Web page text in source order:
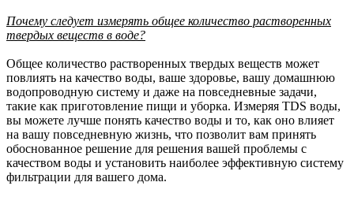
Почему следует измерять общее количество растворенных
твердых веществ в воде?
Общее количество растворенных твердых веществ может
повлиять на качество воды, ваше здоровье, вашу домашнюю
водопроводную систему и даже на повседневные задачи,
такие как приготовление пищи и уборка. Измеряя TDS воды,
вы можете лучше понять качество воды и то, как оно влияет
на вашу повседневную жизнь, что позволит вам принять
обоснованное решение для решения вашей проблемы с
качеством воды и установить наиболее эффективную систему
фильтрации для вашего дома.